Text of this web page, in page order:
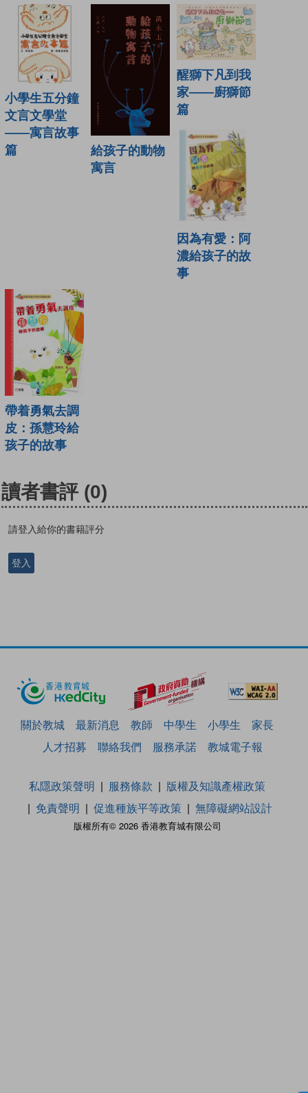
小學生五分鐘
文言文學堂
——寓言故事
篇
給孩子的動物
寓言
醒獅下凡到我
家——廚獅節
篇
因為有愛：阿
濃給孩子的故
事
帶着勇氣去調
皮：孫慧玲給
孩子的故事
讀者書評 (0)
請登入給你的書籍評分
登入
關於教城 最新消息 教師 中學生 小學生
家長
人才招募
聯絡我們 服務承諾 教城電子報
版權所有© 2026 香港教育城有限公司
私隱政策聲明 服務條款
版權及知識產權政策
免責聲明
促進種族平等政策 無障礙網站設計